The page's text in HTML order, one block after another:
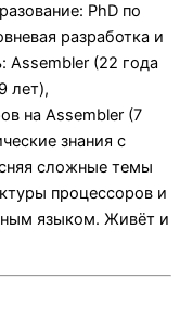
PhD по
разработка и
Assembler (22 года
лет),
на Assembler (7
знания с
сложные темы
процессоров и
языком. Живёт и